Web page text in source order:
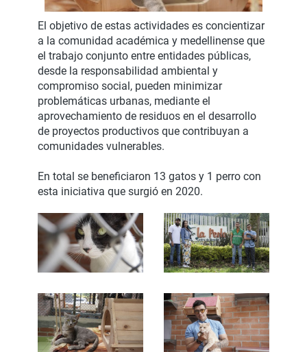
El objetivo de estas actividades es concientizar
a la comunidad académica y medellinense que
el trabajo conjunto entre entidades públicas,
desde la responsabilidad ambiental y
compromiso social, pueden minimizar
problemáticas urbanas, mediante el
aprovechamiento de residuos en el desarrollo
de proyectos productivos que contribuyan a
comunidades vulnerables.
En total se beneficiaron 13 gatos y 1 perro con
esta iniciativa que surgió en 2020.